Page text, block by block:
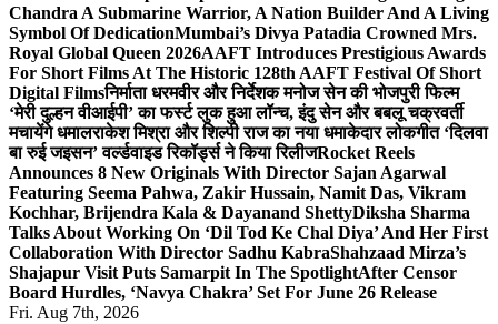
Chandra A Submarine Warrior, A Nation Builder And A Living
Symbol Of DedicationMumbai’s Divya Patadia Crowned Mrs.
Royal Global Queen 2026AAFT Introduces Prestigious Awards
For Short Films At The Historic 128th AAFT Festival Of Short
Digital Filmsनिर्माता धरमवीर और निर्देशक मनोज सेन की भोजपुरी फिल्म
‘मेरी दुल्हन वीआईपी’ का फर्स्ट लुक हुआ लॉन्च, इंदु सेन और बबलू चक्रवर्ती
मचायेंगे धमालराकेश मिश्रा और शिल्पी राज का नया धमाकेदार लोकगीत ‘दिलवा
बा रुई जइसन’ वर्ल्डवाइड रिकॉर्ड्स ने किया रिलीजRocket Reels
Announces 8 New Originals With Director Sajan Agarwal
Featuring Seema Pahwa, Zakir Hussain, Namit Das, Vikram
Kochhar, Brijendra Kala & Dayanand ShettyDiksha Sharma
Talks About Working On ‘Dil Tod Ke Chal Diya’ And Her First
Collaboration With Director Sadhu KabraShahzaad Mirza’s
Shajapur Visit Puts Samarpit In The SpotlightAfter Censor
Board Hurdles, ‘Navya Chakra’ Set For June 26 Release
Fri. Aug 7th, 2026